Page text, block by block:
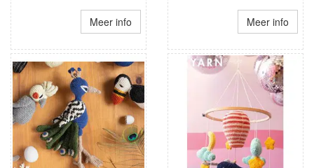
Meer info Meer info